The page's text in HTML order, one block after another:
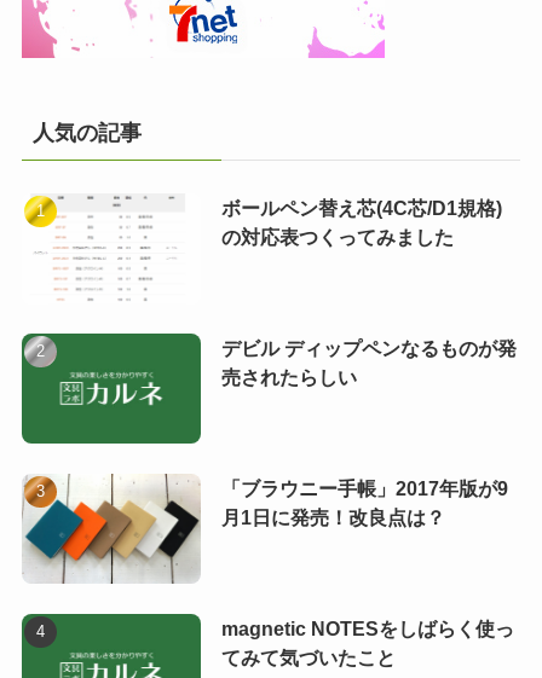
人気の記事
ボールペン替え芯(4C芯/D1規格)
の対応表つくってみました
デビル ディップペンなるものが発
売されたらしい
「ブラウニー手帳」2017年版が9
月1日に発売！改良点は？
magnetic NOTESをしばらく使っ
てみて気づいたこと